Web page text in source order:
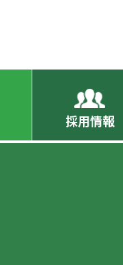
採用情報